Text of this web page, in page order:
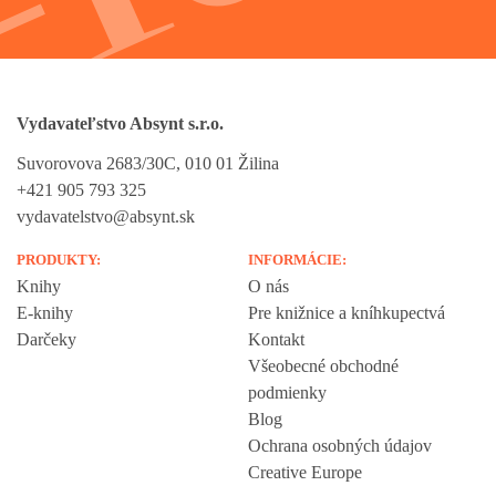
Vydavateľstvo Absynt s.r.o.
Suvorovova 2683/30C, 010 01 Žilina
+421 905 793 325
vydavatelstvo@absynt.sk
PRODUKTY:
Knihy
E-knihy
Darčeky
INFORMÁCIE:
O nás
Pre knižnice a kníhkupectvá
Kontakt
Všeobecné obchodné
podmienky
Blog
Ochrana osobných údajov
Creative Europe